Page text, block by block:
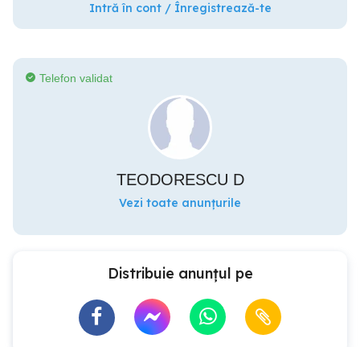
Intră în cont / Înregistrează-te
Telefon validat
TEODORESCU D
Vezi toate anunțurile
Distribuie anunțul pe